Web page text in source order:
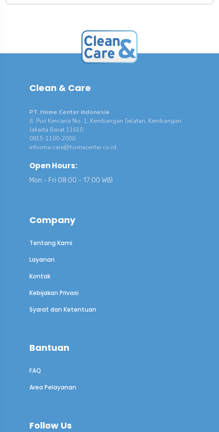
Clean & Care
PT. Home Center Indonesia
Jl. Puri Kencana No. 1, Kembangan Selatan, Kembangan,
Jakarta Barat 11610
0815-1100-2000
informa.care@homecenter.co.id
Open Hours:
Mon - Fri 08:00 - 17:00 WIB
Company
Tentang Kami
Layanan
Kontak
Kebijakan Privasi
Syarat dan Ketentuan
Bantuan
FAQ
Area Pelayanan
Follow Us